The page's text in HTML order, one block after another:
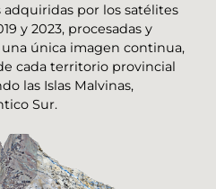
adquiridas por los satélites
y 2023, procesadas y
única imagen continua,
cada territorio provincial
las Islas Malvinas,
Sur.